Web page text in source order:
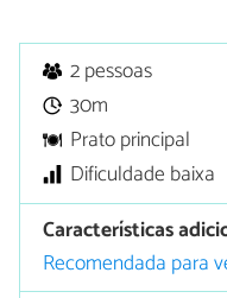
2 pessoas
30m
Prato principal
Dificuldade baixa
Características
Recomendada para